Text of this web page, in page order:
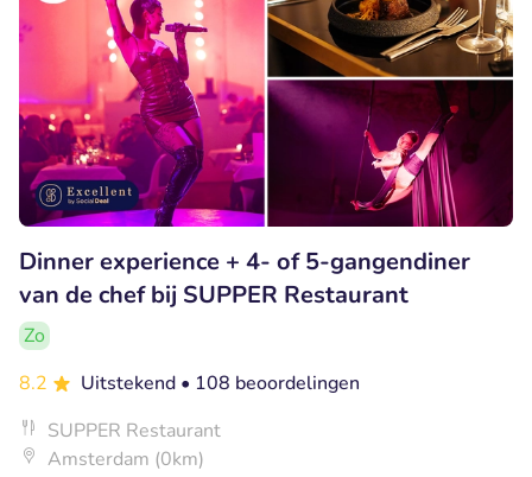
Dinner experience + 4- of 5-gangendiner
van de chef bij SUPPER Restaurant
Zo
8.2
Uitstekend • 108 beoordelingen
SUPPER Restaurant
Amsterdam (0km)